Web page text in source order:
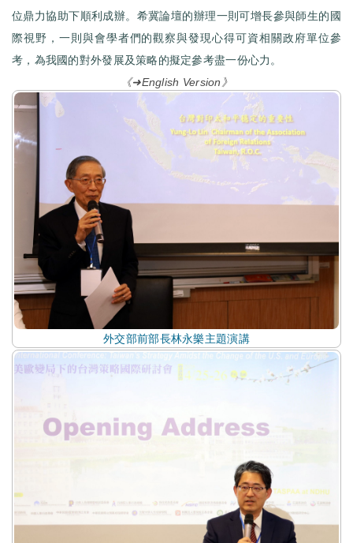
位鼎力協助下順利成辦。希冀論壇的辦理一則可增長參與師生的國
際視野，一則與會學者們的觀察與發現心得可資相關政府單位參
考，為我國的對外發展及策略的擬定參考盡一份心力。
《➜English Version》
外交部前部長林永樂主題演講